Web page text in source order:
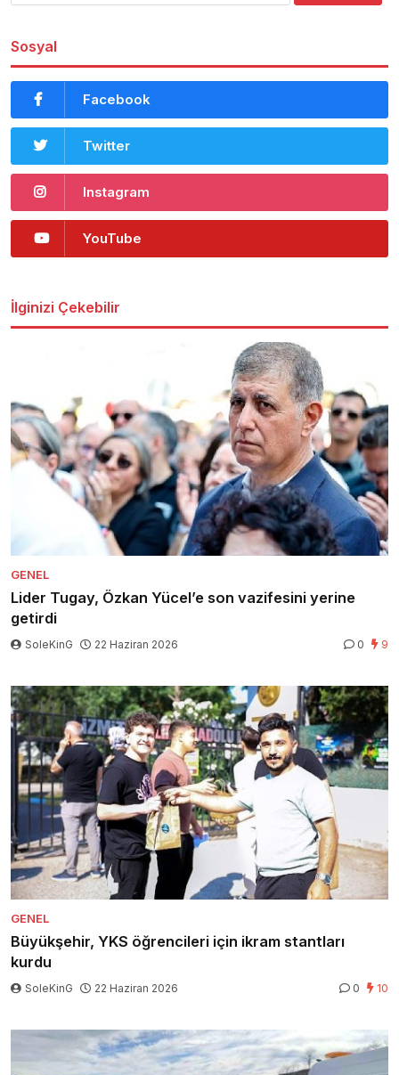
Sosyal
Facebook
Twitter
Instagram
YouTube
İlginizi Çekebilir
GENEL
Lider Tugay, Özkan Yücel’e son vazifesini yerine
getirdi
SoleKinG 22 Haziran 2026 0 9
GENEL
Büyükşehir, YKS öğrencileri için ikram stantları
kurdu
SoleKinG 22 Haziran 2026 0 10